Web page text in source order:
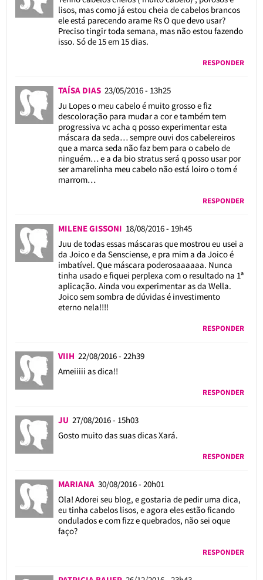
lisos, mas como já estou cheia de cabelos brancos
ele está parecendo arame Rs O que devo usar?
Preciso tingir toda semana, mas não estou fazendo
isso. Só de 15 em 15 dias.
RESPONDER
TAÍSA DIAS 23/05/2016 - 13h25
Ju Lopes o meu cabelo é muito grosso e fiz
descoloração para mudar a cor e também tem
progressiva vc acha q posso experimentar esta
máscara da seda… sempre ouvi dos cabelereiros
que a marca seda não faz bem para o cabelo de
ninguém… e a da bio stratus será q posso usar por
ser amarelinha meu cabelo não está loiro o tom é
marrom…
RESPONDER
MILENE GISSONI 18/08/2016 - 19h45
Juu de todas essas máscaras que mostrou eu usei a
da Joico e da Sensciense, e pra mim a da Joico é
imbatível. Que máscara poderosaaaaaa. Nunca
tinha usado e fiquei perplexa com o resultado na 1ª
aplicação. Ainda vou experimentar as da Wella.
Joico sem sombra de dúvidas é investimento
eterno nela!!!!
RESPONDER
VIIH 22/08/2016 - 22h39
Ameiiiii as dica!!
RESPONDER
JU 27/08/2016 - 15h03
Gosto muito das suas dicas Xará.
RESPONDER
MARIANA 30/08/2016 - 20h01
Ola! Adorei seu blog, e gostaria de pedir uma dica,
eu tinha cabelos lisos, e agora eles estão ficando
ondulados e com fizz e quebrados, não sei oque
faço?
RESPONDER